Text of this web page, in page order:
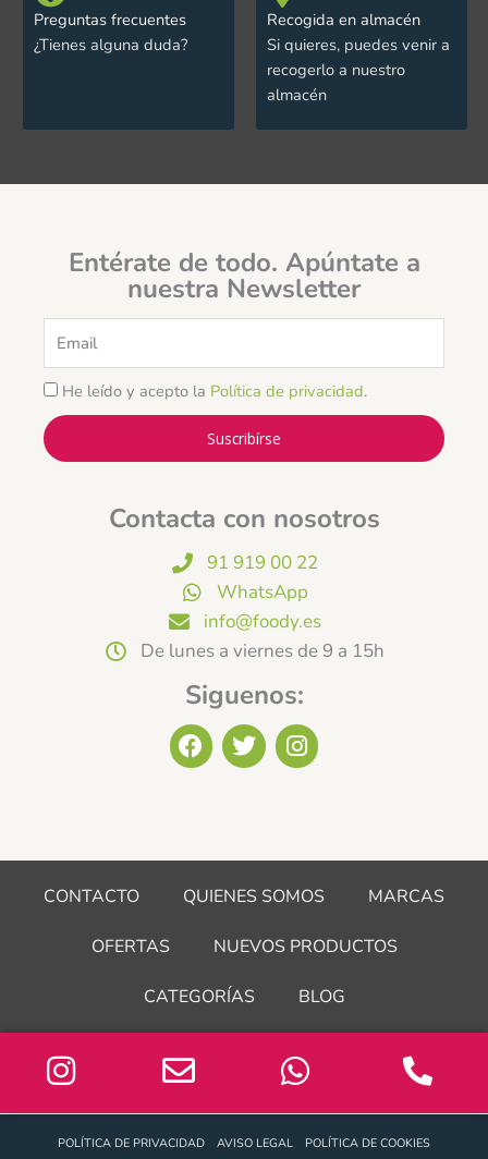
Preguntas frecuentes
¿Tienes alguna duda?
Recogida en almacén
Si quieres, puedes venir a
recogerlo a nuestro
almacén
Entérate de todo. Apúntate a
nuestra Newsletter
He leído y acepto la Política de privacidad.
Suscribírse
Contacta con nosotros
91 919 00 22
WhatsApp
info@foody.es
De lunes a viernes de 9 a 15h
Siguenos:
F
a
o
k
T
w
e
I
n
g
a
CONTACTO QUIENES SOMOS MARCAS
OFERTAS NUEVOS PRODUCTOS
CATEGORÍAS BLOG
POLÍTICA DE PRIVACIDAD AVISO LEGAL POLÍTICA DE COOKIES